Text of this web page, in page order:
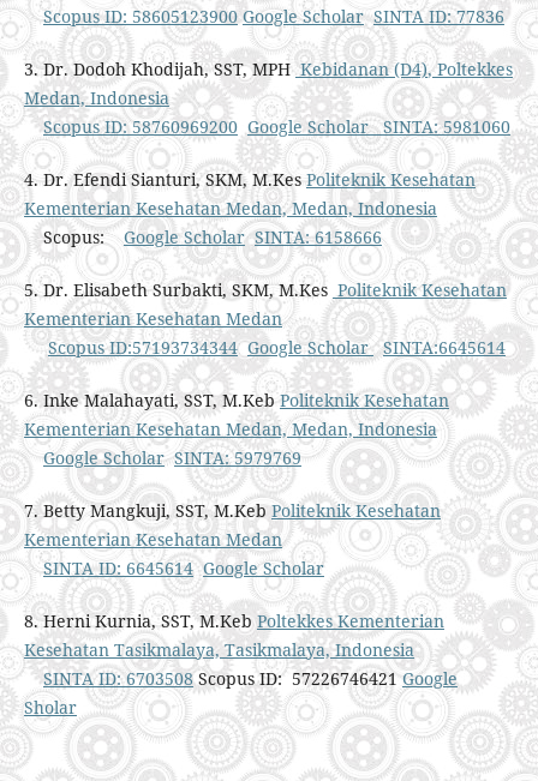
Scopus ID: 58605123900 Google Scholar SINTA ID: 77836
3. Dr. Dodoh Khodijah, SST, MPHKebidanan (D4), Poltekkes
Medan, Indonesia
Scopus ID: 58760969200 Google ScholarSINTA: 5981060
4. Dr. Efendi Sianturi, SKM, M.Kes Politeknik Kesehatan
Kementerian Kesehatan Medan, Medan, Indonesia
Scopus:Google Scholar SINTA: 6158666
5. Dr. Elisabeth Surbakti, SKM, M.Kes Politeknik Kesehatan
Kementerian Kesehatan Medan
Scopus ID:57193734344 Google Scholar SINTA:6645614
6. Inke Malahayati, SST, M.KebPoliteknik Kesehatan
Kementerian Kesehatan Medan, Medan, Indonesia
Google Scholar SINTA: 5979769
7. Betty Mangkuji, SST, M.KebPoliteknik Kesehatan
Kementerian Kesehatan Medan
SINTA ID: 6645614 Google Scholar
8. Herni Kurnia, SST, M.KebPoltekkes Kementerian
Kesehatan Tasikmalaya, Tasikmalaya, Indonesia
SINTA ID: 6703508Scopus ID: 57226746421Google
Sholar